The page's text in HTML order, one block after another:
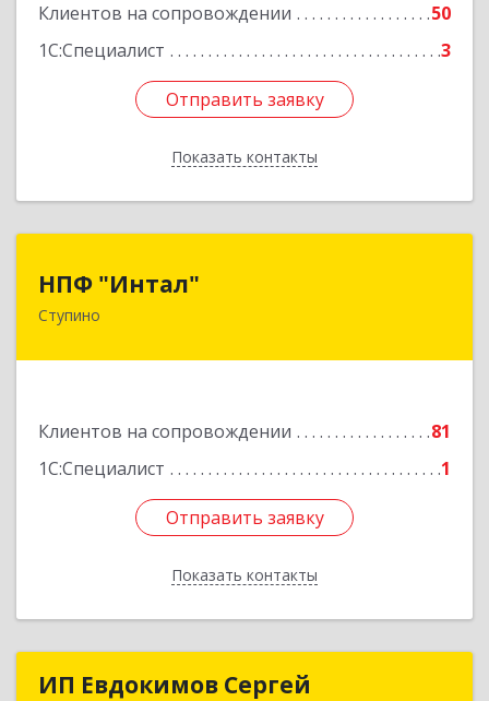
Клиентов на сопровождении
50
1С:Специалист
3
Отправить заявку
Показать контакты
Отправить заявку
Назад
НПФ "Интал"
Ступино
Клиентов на сопровождении
81
1С:Специалист
1
Отправить заявку
Показать контакты
142800, Московская обл, Ступинский р-н,
Отправить заявку
Назад
ИП Евдокимов СергейИП Евдокимов Сергей